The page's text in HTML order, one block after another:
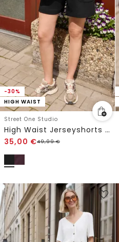
-30%
HIGH WAIST
Street One Studio
High Waist Jerseyshorts mit Knopfdetail
35,00 €49,99€